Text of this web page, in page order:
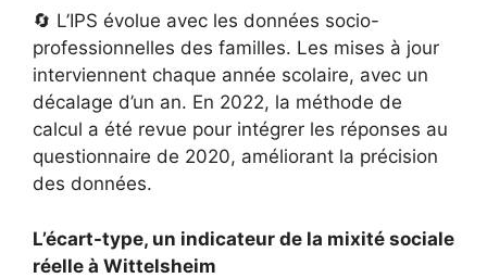
🔄 L’IPS évolue avec les données socio-
professionnelles des familles. Les mises à jour
interviennent chaque année scolaire, avec un
décalage d’un an. En 2022, la méthode de
calcul a été revue pour intégrer les réponses au
questionnaire de 2020, améliorant la précision
des données.
L’écart-type, un indicateur de la mixité sociale
réelle à Wittelsheim